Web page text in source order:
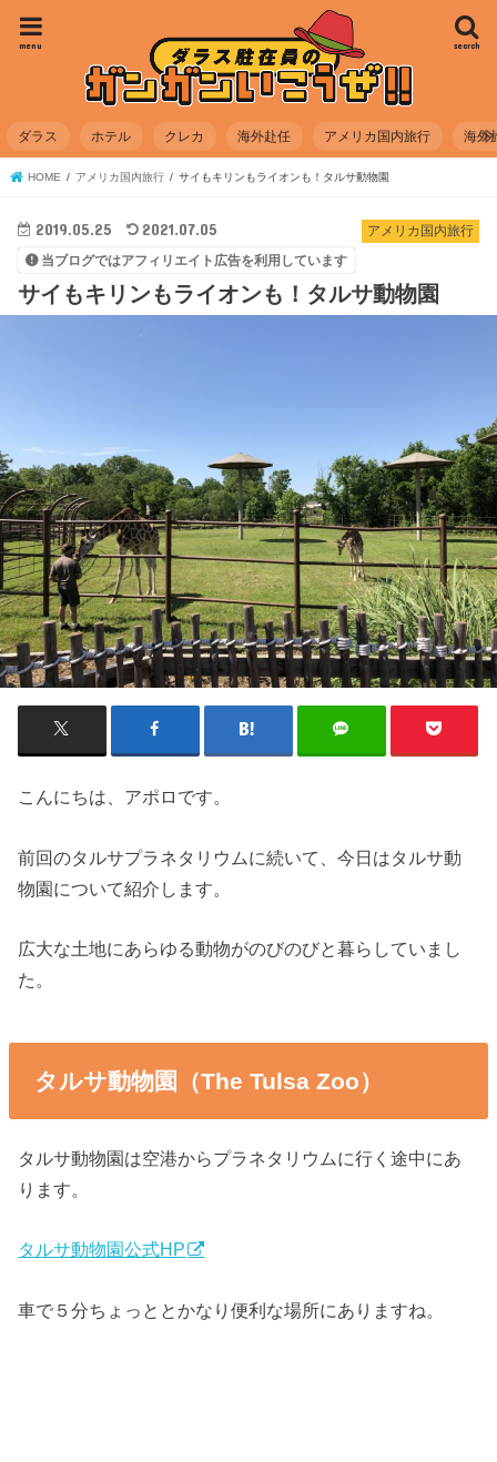
search
menu
ダラス ホテル クレカ 海外赴任 アメリカ国内旅行 海外
HOME アメリカ国内旅行 サイもキリンもライオンも！タルサ動物園
アメリカ国内旅行
2019.05.25 2021.07.05
当ブログではアフィリエイト広告を利用しています
サイもキリンもライオンも！タルサ動物園
こんにちは、アポロです。
前回のタルサプラネタリウムに続いて、今日はタルサ動
物園について紹介します。
広大な土地にあらゆる動物がのびのびと暮らしていまし
た。
タルサ動物園（The Tulsa Zoo）
タルサ動物園は空港からプラネタリウムに行く途中にあ
ります。
タルサ動物園公式HP
車で５分ちょっととかなり便利な場所にありますね。